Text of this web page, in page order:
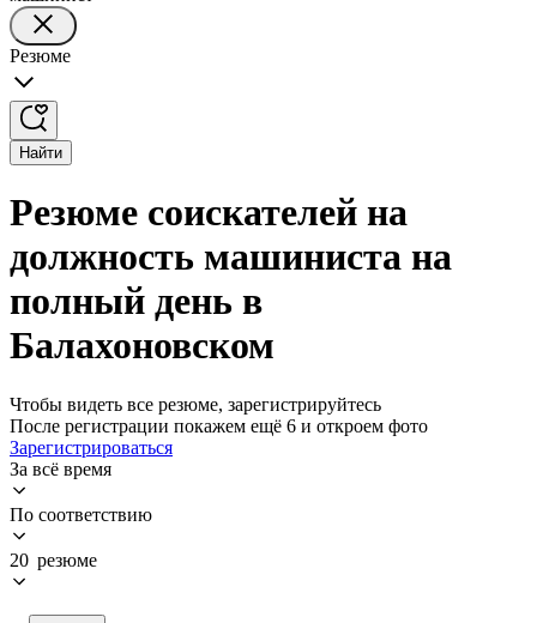
Резюме
Найти
Резюме соискателей на
должность машиниста на
полный день в
Балахоновском
Чтобы видеть все резюме, зарегистрируйтесь
После регистрации покажем ещё 6 и откроем фото
Зарегистрироваться
За всё время
По соответствию
20 резюме